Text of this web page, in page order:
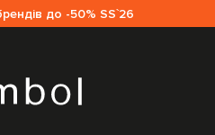
до -50% SS`26